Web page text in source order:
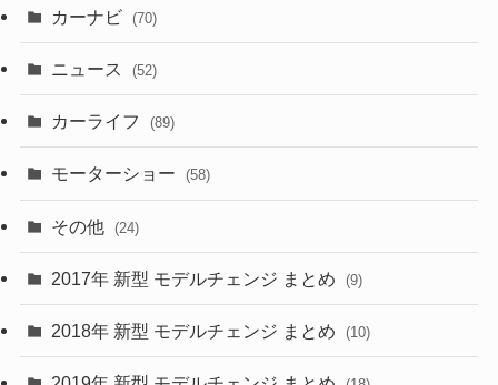
(50)
(43)
(6)
(9)
(30)
(58)
(28)
(27)
(26)
(10)
カーナビ (70)
ニュース (52)
カーライフ (89)
モーターショー (58)
その他 (24)
2017年 新型 モデルチェンジ まとめ (9)
2018年 新型 モデルチェンジ まとめ (10)